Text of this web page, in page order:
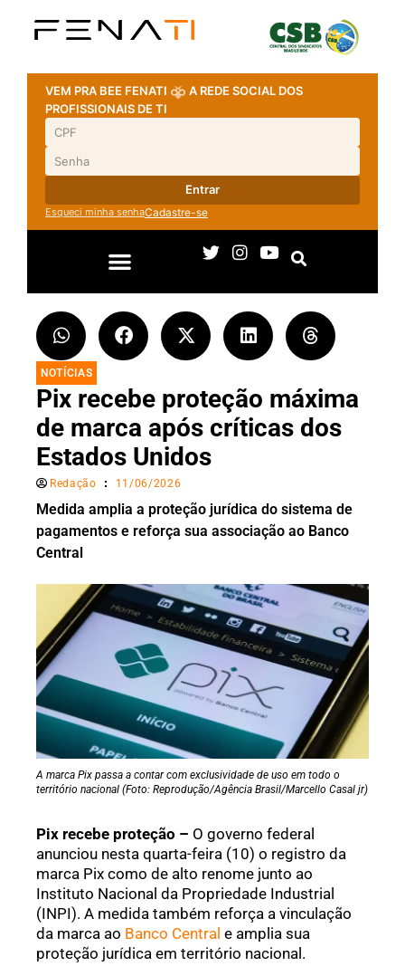
VEM PRA BEE FENATI
A REDE SOCIAL DOS
PROFISSIONAIS DE TI
Entrar
Esqueci minha senhaCadastre-se
NOTÍCIAS
Pix recebe proteção máxima
de marca após críticas dos
Estados Unidos
Redação 11/06/2026
Medida amplia a proteção jurídica do sistema de
pagamentos e reforça sua associação ao Banco
Central
A marca Pix passa a contar com exclusividade de uso em todo o
território nacional (Foto: Reprodução/Agência Brasil/Marcello Casal jr)
Pix recebe proteção – O governo federal
anunciou nesta quarta-feira (10) o registro da
marca Pix como de alto renome junto ao
Instituto Nacional da Propriedade Industrial
(INPI). A medida também reforça a vinculação
da marca ao Banco Central e amplia sua
proteção jurídica em território nacional.